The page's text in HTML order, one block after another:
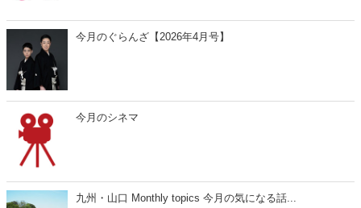
今月のぐらんざ【2026年4月号】
今月のシネマ
九州・山口 Monthly topics 今月の気になる話...